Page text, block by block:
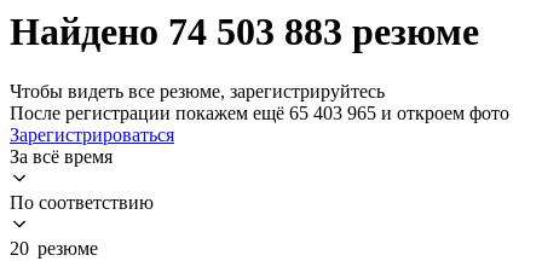
Найдено 74 503 883 резюме
Чтобы видеть все резюме, зарегистрируйтесь
После регистрации покажем ещё 65 403 965 и откроем фото
Зарегистрироваться
За всё время
По соответствию
20 резюме